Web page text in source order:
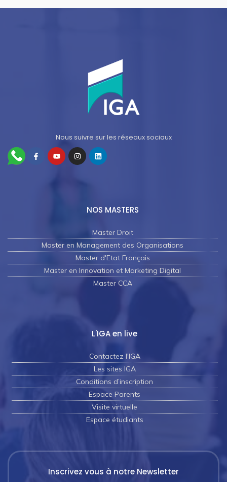
Nous suivre sur les réseaux sociaux
NOS MASTERS
Master Droit
Master en Management des Organisations
Master d'Etat Français
Master en Innovation et Marketing Digital
Master CCA
L'IGA en live
Contactez l'IGA
Les sites IGA
Conditions d’inscription
Espace Parents
Visite virtuelle
Espace étudiants
Inscrivez vous à notre Newsletter